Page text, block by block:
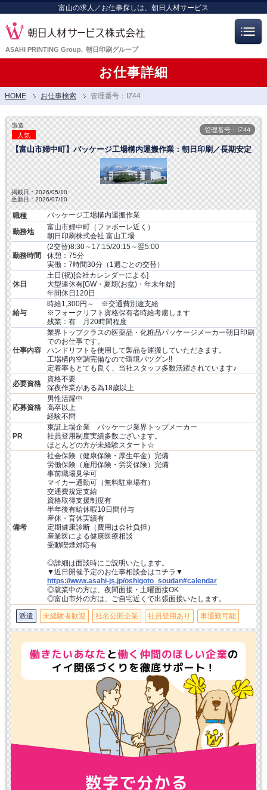
富山の求人／お仕事探しは、朝日人材サービス
ASAHI PRINTING Group. 朝日印刷グループ
お仕事詳細
HOME お仕事検索 管理番号：IZ44
管理番号：IZ44
製造
人気
【富山市婦中町】パッケージ工場構内運搬作業：朝日印刷／長期安定
掲載日：2026/05/10
更新日：2026/07/10
職種
パッケージ工場構内運搬作業
勤務地
富山市婦中町（ファボーレ近く）
朝日印刷株式会社 富山工場
勤務時間
(2交替)8:30～17:15/20:15～翌5:00
休憩：75分
実働：7時間30分（1週ごとの交替）
休日
土日(祝)[会社カレンダーによる]
大型連休有[GW・夏期(お盆)・年末年始]
年間休日120日
給与
時給1,300円～ ※交通費別途支給
※フォークリフト資格保有者時給考慮します
残業：有 月20時間程度
仕事内容
業界トップクラスの医薬品・化粧品パッケージメーカー朝日印刷
でのお仕事です。
ハンドリフトを使用して製品を運搬していただきます。
工場構内空調完備なので環境バツグン!!
定着率もとても良く、当社スタッフ多数活躍されています♪
必要資格
資格不要
深夜作業がある為18歳以上
応募資格
男性活躍中
高卒以上
経験不問
PR
東証上場企業 パッケージ業界トップメーカー
社員登用制度実績多数ございます。
ほとんどの方が未経験スタート☆
備考
社会保険（健康保険・厚生年金）完備
労働保険（雇用保険・労災保険）完備
事前職場見学可
マイカー通勤可（無料駐車場有）
交通費規定支給
資格取得支援制度有
半年後有給休暇10日間付与
産休・育休実績有
定期健康診断（費用は会社負担）
産業医による健康医療相談
受動喫煙対応有
◎詳細は面談時にご説明いたします。
▼近日開催予定のお仕事相談会はコチラ▼
https://www.asahi-js.jp/oshigoto_soudan#calendar
◎就業中の方は、夜間面接・土曜面接OK
◎富山市外の方は、ご自宅近くで出張面接いたします。
派遣 未経験者歓迎 社名公開企業 社員登用あり 車通勤可能